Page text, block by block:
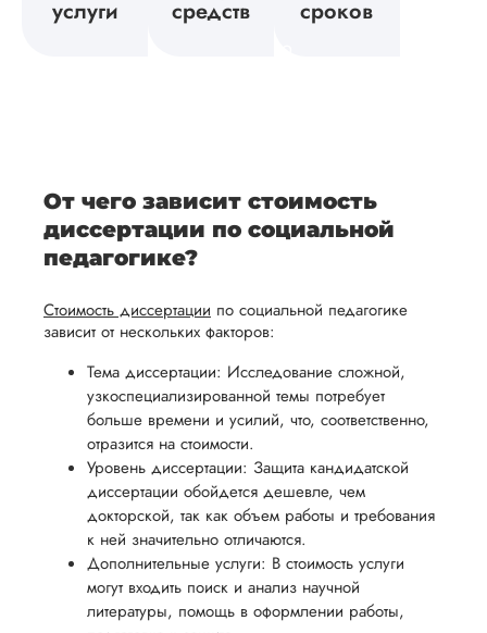
а также
темы.
готовы
предоставить
помощь
подготовке
презентации
и речи
перед
защитой.
Наша
цель -
обеспечить
вам
уверенность
в своей
работе и
услуги средств
возврат
и
проведения
проверки
работы,
установленная
сумма
будет
возвращена
заказчику.
стремимся
осуществлять
процесс
возврата
способом,
удобным
сроков
Мы
работы. В
начале
сотрудничества
мы
обсудим
договоримся
о сроках
выполнения,
чтобы
учесть
все
аспекты
написания
работы.
От чего зависит стоимость
диссертации по социальной
педагогике?
Стоимость диссертации по социальной педагогике
зависит от нескольких факторов:
Тема диссертации: Исследование сложной,
узкоспециализированной темы потребует
больше времени и усилий, что, соответственно,
отразится на стоимости.
Уровень диссертации: Защита кандидатской
диссертации обойдется дешевле, чем
докторской, так как объем работы и требования
к ней значительно отличаются.
Дополнительные услуги: В стоимость услуги
могут входить поиск и анализ научной
литературы, помощь в оформлении работы,